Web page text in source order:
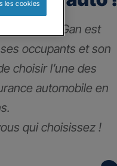
Gan est
occupants et son
choisir l’une des
automobile en
qui choisissez !
les cookies